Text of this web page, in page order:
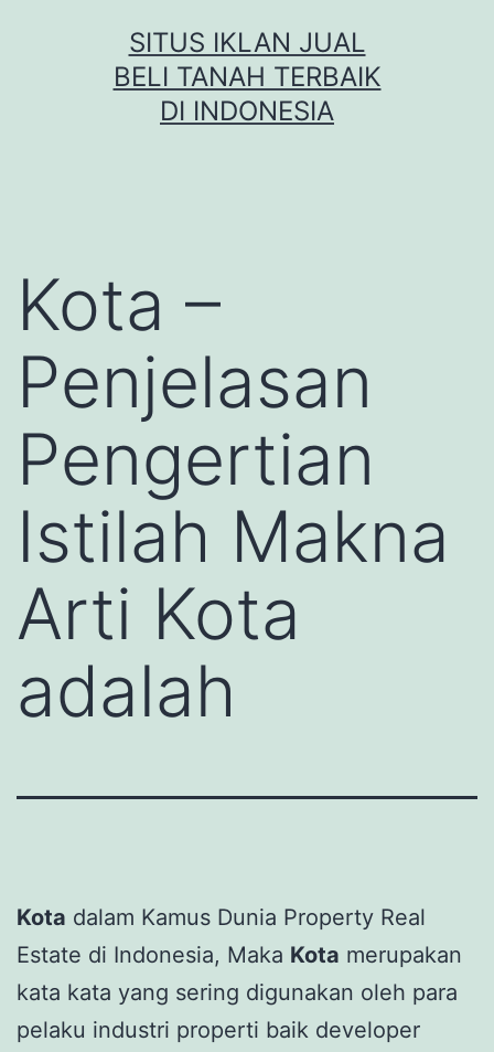
SITUS IKLAN JUAL
BELI TANAH TERBAIK
DI INDONESIA
Kota –
Penjelasan
Pengertian
Istilah Makna
Arti Kota
adalah
Kota dalam Kamus Dunia Property Real
Estate di Indonesia, Maka Kota merupakan
kata kata yang sering digunakan oleh para
pelaku industri properti baik developer